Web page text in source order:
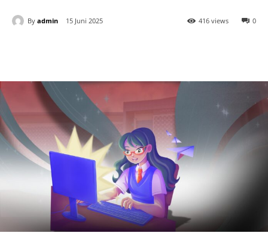
By admin 15 Juni 2025 0
416 views